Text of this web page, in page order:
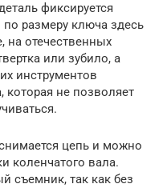
фиксируется
размеру ключа здесь
на отечественных
или зубило, а
инструментов
которая не позволяет
цепь и можно
коленчатого вала.
съемник, так как без